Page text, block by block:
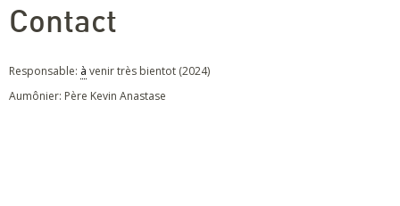
Contact
Responsable: à venir très bientot (2024)
Aumônier: Père Kevin Anastase